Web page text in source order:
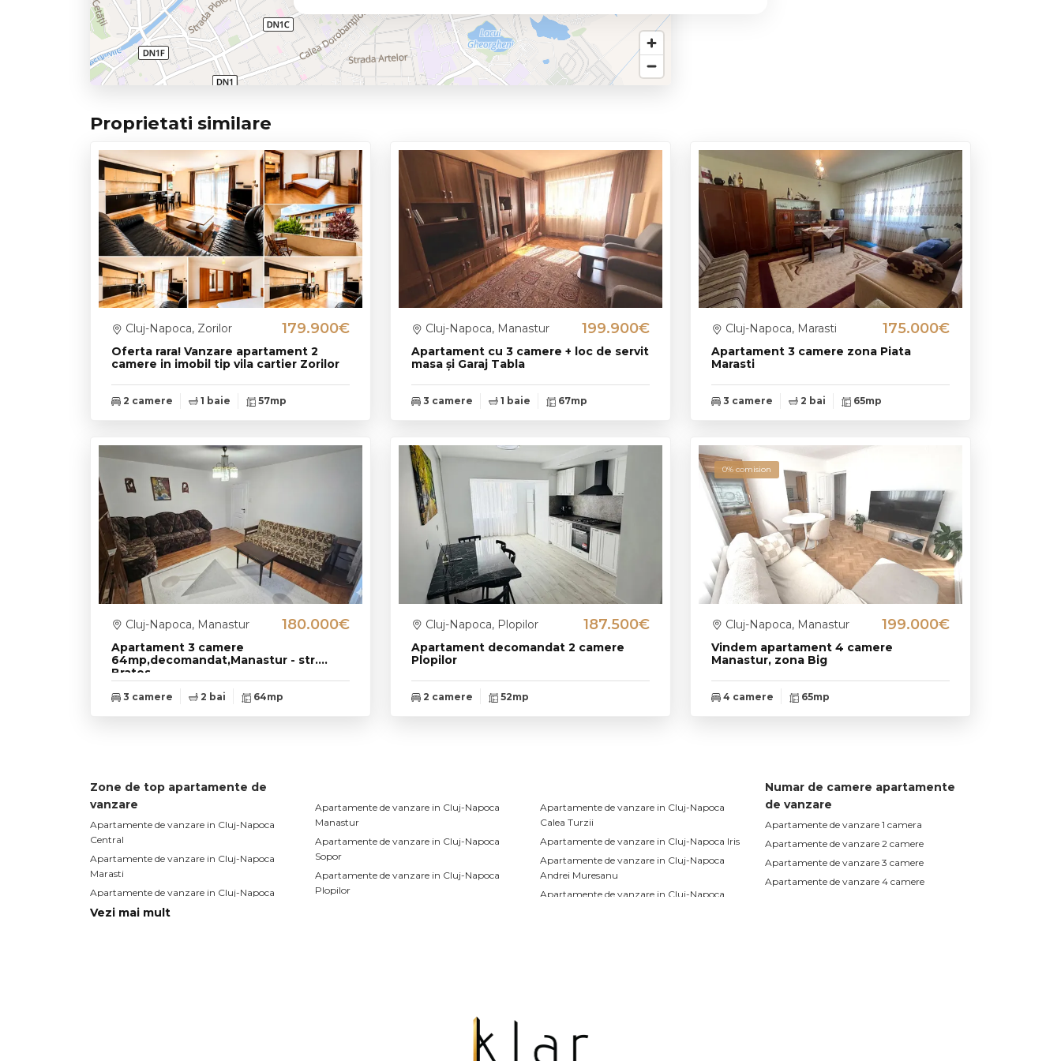
=> Parcare: Proprietatea dispune de un loc de parcare situat in curtea imobilului, care se poate achizitiona
separat la pretul de 11.000 Euro.
ID intern: P11366
Proprietati similare
Oferta rara! Vanzare apartament 2
camere in imobil tip vila cartier Zorilor
Cluj-Napoca, Zorilor 179.900€
2 camere 1 baie 57mp
Apartament cu 3 camere + loc de servit
masa și Garaj Tabla
Cluj-Napoca, Manastur 199.900€
3 camere 1 baie 67mp
Apartament 3 camere zona Piata
Marasti
Cluj-Napoca, Marasti 175.000€
3 camere 2 bai 65mp
Apartament 3 camere
64mp,decomandat,Manastur - str.
Brates
Cluj-Napoca, Manastur 180.000€
3 camere 2 bai 64mp
Apartament decomandat 2 camere
Plopilor
Cluj-Napoca, Plopilor 187.500€
2 camere 52mp
0% comision
Vindem apartament 4 camere
Manastur, zona Big
Cluj-Napoca, Manastur 199.000€
4 camere 65mp
Zone de top apartamente de
vanzare
Apartamente de vanzare in Cluj-Napoca
Central
Apartamente de vanzare in Cluj-Napoca
Marasti
Apartamente de vanzare in Cluj-Napoca
Gheorgheni
Apartamente de vanzare in Cluj-Napoca
Manastur
Apartamente de vanzare in Cluj-Napoca
Sopor
Apartamente de vanzare in Cluj-Napoca
Plopilor
Apartamente de vanzare in Cluj-Napoca
Calea Turzii
Apartamente de vanzare in Cluj-Napoca Iris
Apartamente de vanzare in Cluj-Napoca
Andrei Muresanu
Apartamente de vanzare in Cluj-Napoca
Numar de camere apartamente
de vanzare
Apartamente de vanzare 1 camera
Apartamente de vanzare 2 camere
Apartamente de vanzare 3 camere
Apartamente de vanzare 4 camere
Case de vanzare in Cluj-Napoca Central
Case de vanzare in Cluj-Napoca Dambul-
Terenuri de vanzare in Aiton
Terenuri de vanzare in Pata
Vezi mai mult